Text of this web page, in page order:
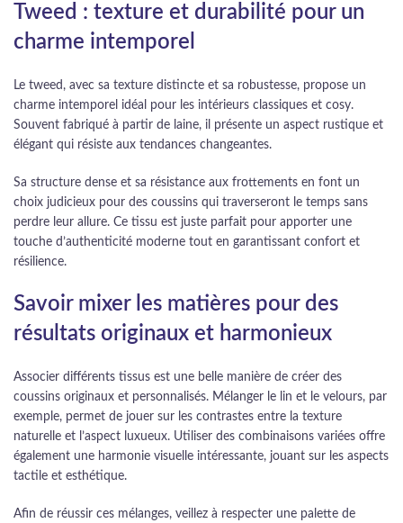
Tweed : texture et durabilité pour un
charme intemporel
Le tweed, avec sa texture distincte et sa robustesse, propose un
charme intemporel idéal pour les intérieurs classiques et cosy.
Souvent fabriqué à partir de laine, il présente un aspect rustique et
élégant qui résiste aux tendances changeantes.
Sa structure dense et sa résistance aux frottements en font un
choix judicieux pour des coussins qui traverseront le temps sans
perdre leur allure. Ce tissu est juste parfait pour apporter une
touche d’authenticité moderne tout en garantissant confort et
résilience.
Savoir mixer les matières pour des
résultats originaux et harmonieux
Associer différents tissus est une belle manière de créer des
coussins originaux et personnalisés. Mélanger le lin et le velours, par
exemple, permet de jouer sur les contrastes entre la texture
naturelle et l’aspect luxueux. Utiliser des combinaisons variées offre
également une harmonie visuelle intéressante, jouant sur les aspects
tactile et esthétique.
Afin de réussir ces mélanges, veillez à respecter une palette de